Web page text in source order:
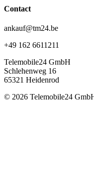
Contact
ankauf@tm24.be
+49 162 6611211
Telemobile24 GmbH
Schlehenweg 16
65321 Heidenrod
© 2026 Telemobile24